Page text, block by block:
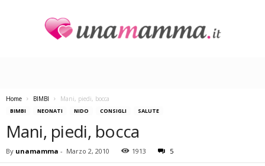
Home BIMBI Mani, piedi, bocca
BIMBI NEONATI NIDO CONSIGLI SALUTE
Mani, piedi, bocca
By unamamma - Marzo 2, 2010 1913 5